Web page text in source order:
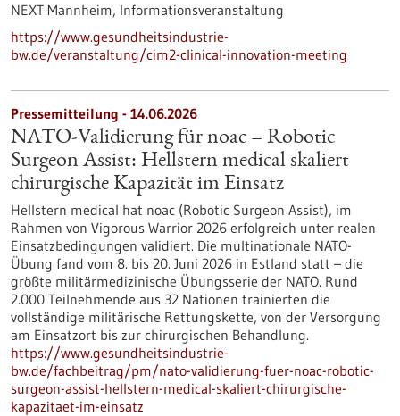
NEXT Mannheim, Informationsveranstaltung
https://www.gesundheitsindustrie-
bw.de/veranstaltung/cim2-clinical-innovation-meeting
Pressemitteilung - 14.06.2026
NATO-Validierung für noac – Robotic
Surgeon Assist: Hellstern medical skaliert
chirurgische Kapazität im Einsatz
Hellstern medical hat noac (Robotic Surgeon Assist), im
Rahmen von Vigorous Warrior 2026 erfolgreich unter realen
Einsatzbedingungen validiert. Die multinationale NATO-
Übung fand vom 8. bis 20. Juni 2026 in Estland statt – die
größte militärmedizinische Übungsserie der NATO. Rund
2.000 Teilnehmende aus 32 Nationen trainierten die
vollständige militärische Rettungskette, von der Versorgung
am Einsatzort bis zur chirurgischen Behandlung.
https://www.gesundheitsindustrie-
bw.de/fachbeitrag/pm/nato-validierung-fuer-noac-robotic-
surgeon-assist-hellstern-medical-skaliert-chirurgische-
kapazitaet-im-einsatz